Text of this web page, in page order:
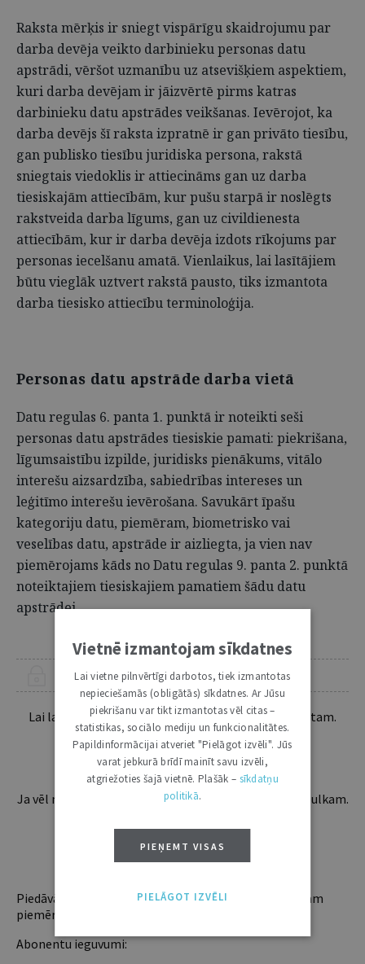
Raksta mērķis ir sniegt vispārīgu skaidrojumu par
darba devēja veikto darbinieku personas datu
apstrādi, vēršot uzmanību uz atsevišķiem aspektiem,
kuri darba devējam ir jāizvērtē pirms katras
darbinieku datu apstrādes veikšanas. Ievērojot, ka
darba devējs šī raksta izpratnē ir gan privāto tiesību,
gan publisko tiesību juridiska persona, rakstā
sniegtais viedoklis ir attiecināms gan uz darba
tiesiskajām attiecībām, kur pušu starpā ir noslēgts
rakstveida darba līgums, gan uz civildienesta
attiecībām, kur ir darba devēja izdots rīkojums par
personas iecelšanu amatā. Vienlaikus, lai lasītājiem
būtu vieglāk uztvert rakstā pausto, tiks izmantota
darba tiesisko attiecību terminoloģija.
Personas datu apstrāde darba vietā
Datu regulas 6. panta 1. punktā ir noteikti seši
personas datu apstrādes tiesiskie pamati: piekrišana,
līgumsaistību izpilde, juridisks pienākums, vitālo
interešu aizsardzība, sabiedrības intereses un
leģitīmo interešu ievērošana. Savukārt īpašu
kategoriju datu, piemēram, biometrisko vai
veselības datu, apstrāde ir aizliegta, ja vien nav
piemērojams kāds no Datu regulas 9. panta 2. punktā
noteiktajiem tiesiskajiem pamatiem šādu datu
apstrādei.
ŠIS RAKSTS PIEEJAMS “JURISTA VĀRDA” ABONENTIEM
Lai lasītu šo rakstu tālāk, Tev jābūt žurnāla abonentam.
Esošos abonentus lūdzam autorizēties:
Ja vēl neesi abonents, aicinām pievienoties lasītāju pulkam.
ABONĒT
Piedāvājam trīs abonementu veidus. Vienam lietotājam
piemērotākais ir "Mazais" (3, 6 un 12 mēnešiem).
Abonentu ieguvumi:
Vietnē izmantojam sīkdatnes
Lai vietne pilnvērtīgi darbotos, tiek izmantotas
nepieciešamās (obligātās) sīkdatnes. Ar Jūsu
piekrišanu var tikt izmantotas vēl citas –
statistikas, sociālo mediju un funkcionalitātes.
Papildinformācijai atveriet "Pielāgot izvēli". Jūs
varat jebkurā brīdī mainīt savu izvēli,
atgriežoties šajā vietnē. Plašāk – sīkdatņu
politikā.
PIEŅEMT VISAS
PIELĀGOT IZVĒLI